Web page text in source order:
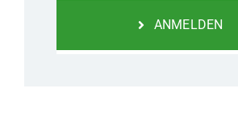
ANMELDEN